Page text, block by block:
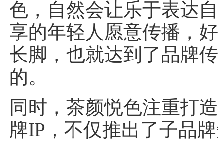
色，自然会让乐于表达
享的年轻人愿意传播，
长脚，也就达到了品牌
的。
同时，茶颜悦色注重打
牌IP，不仅推出了子品